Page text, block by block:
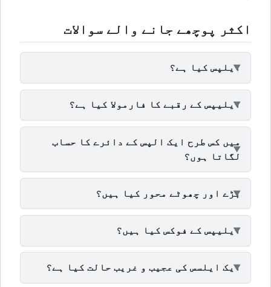
اکثر پوچھے جانے والے سوالات
ایلپس کیا ہے؟
ایلیپس کے رقبے کا فارمولا کیا ہے؟
میں کس طرح ایک الپس کے دائرے کا حساب
لگاتا ہوں؟
بڑے اور چھوٹے محور کیا ہیں؟
ایلیپس کے فوکس کیا ہیں؟
ایک ایلسس کی عجیب و غریب حالت کیا ہے؟